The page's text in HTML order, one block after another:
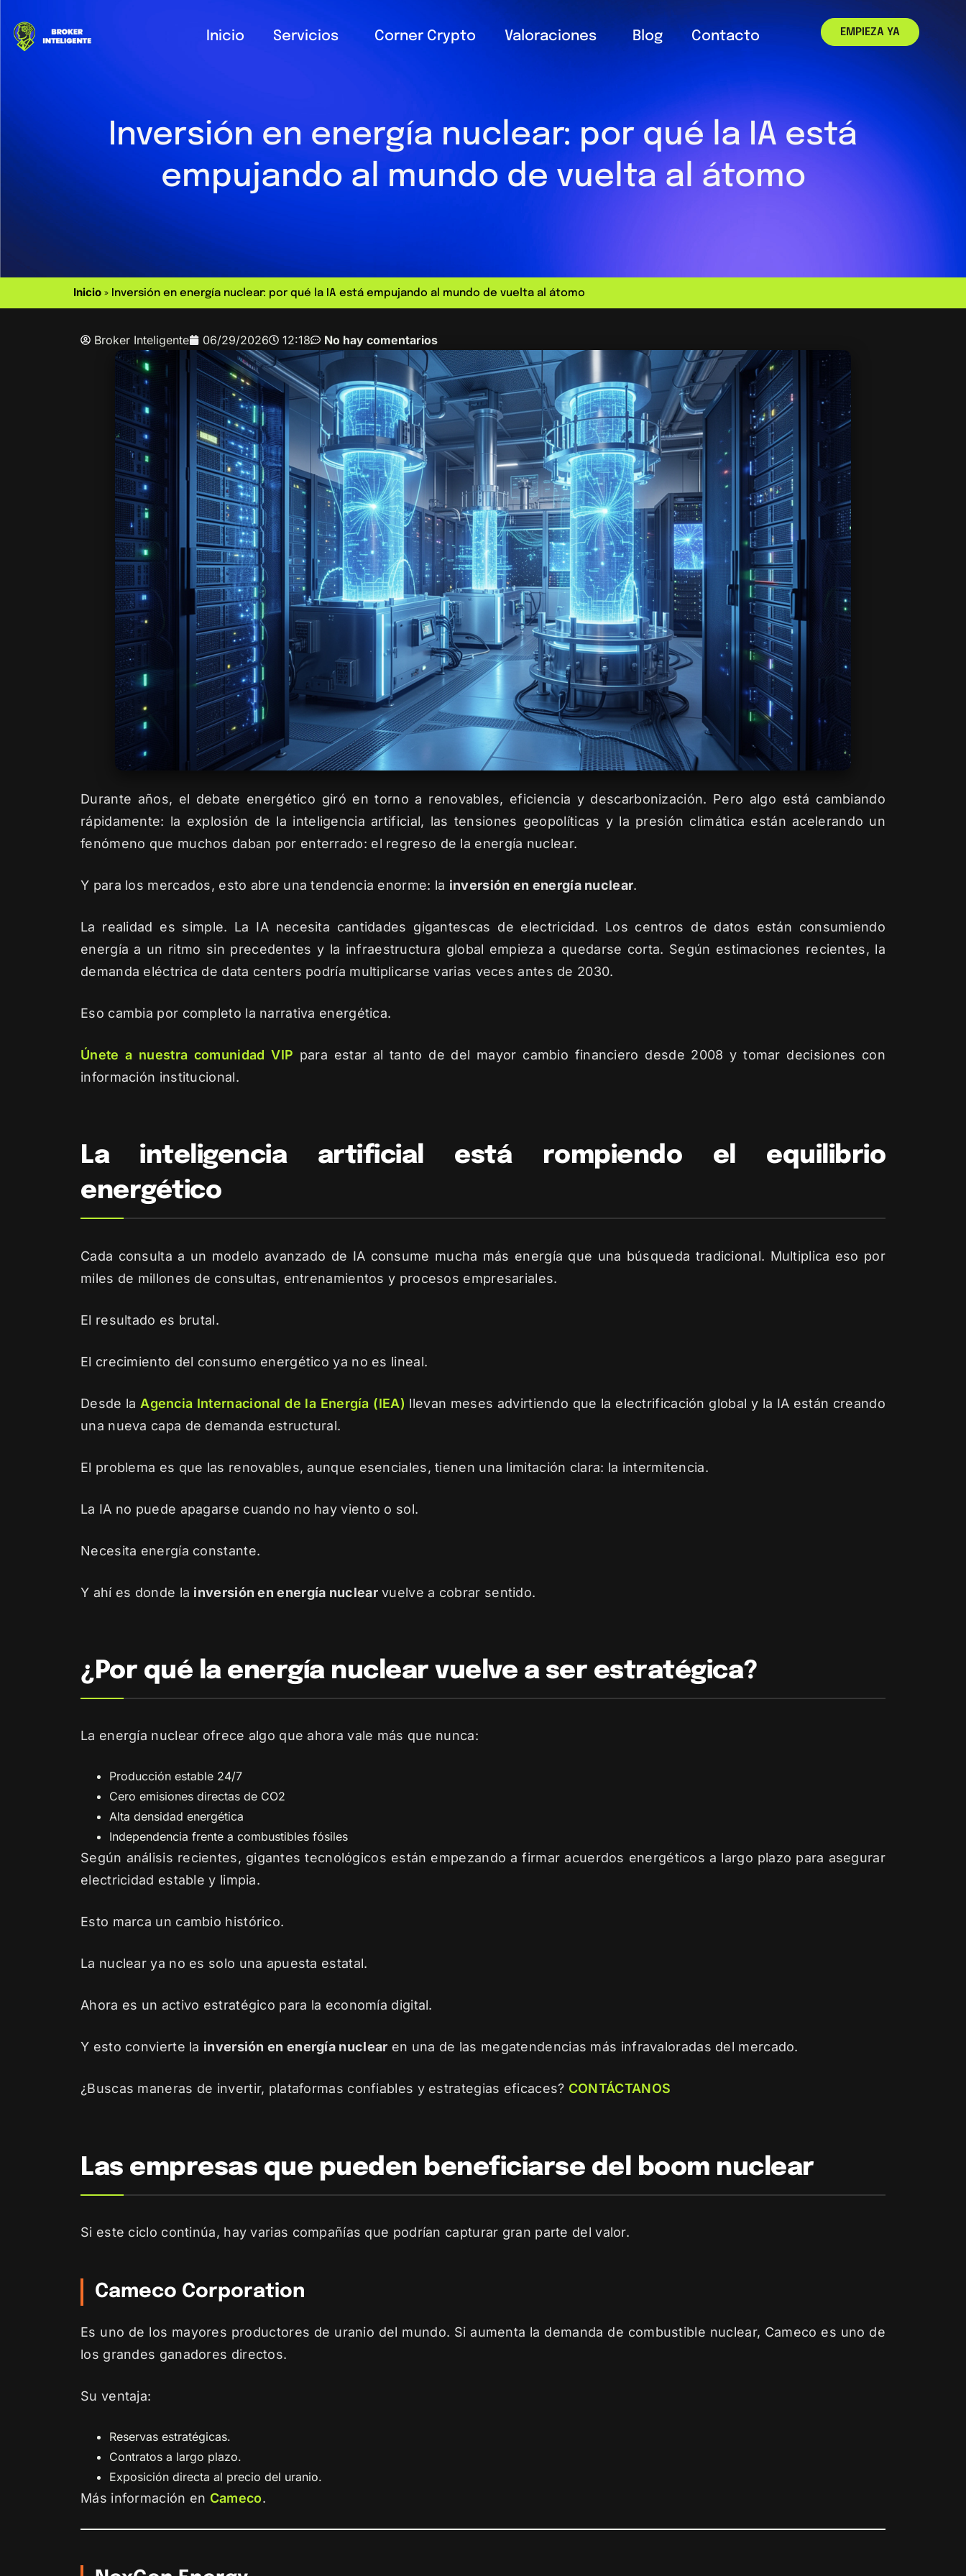
Inicio Servicios Corner Crypto Valoraciones Blog Contacto EMPIEZA YA
Inversión en energía nuclear: por qué la IA está
empujando al mundo de vuelta al átomo
Inicio » Inversión en energía nuclear: por qué la IA está empujando al mundo de vuelta al átomo
Broker Inteligente 06/29/2026 12:18 No hay comentarios
Durante años, el debate energético giró en torno a renovables, eficiencia y descarbonización. Pero algo está cambiando
rápidamente: la explosión de la inteligencia artificial, las tensiones geopolíticas y la presión climática están acelerando un
fenómeno que muchos daban por enterrado: el regreso de la energía nuclear.
Y para los mercados, esto abre una tendencia enorme: la inversión en energía nuclear.
La realidad es simple. La IA necesita cantidades gigantescas de electricidad. Los centros de datos están consumiendo
energía a un ritmo sin precedentes y la infraestructura global empieza a quedarse corta. Según estimaciones recientes, la
demanda eléctrica de data centers podría multiplicarse varias veces antes de 2030.
Eso cambia por completo la narrativa energética.
Únete a nuestra comunidad VIP para estar al tanto de del mayor cambio financiero desde 2008 y tomar decisiones con
información institucional.
La inteligencia artificial está rompiendo el equilibrio
energético
Cada consulta a un modelo avanzado de IA consume mucha más energía que una búsqueda tradicional. Multiplica eso por
miles de millones de consultas, entrenamientos y procesos empresariales.
El resultado es brutal.
El crecimiento del consumo energético ya no es lineal.
Desde la Agencia Internacional de la Energía (IEA) llevan meses advirtiendo que la electrificación global y la IA están creando
una nueva capa de demanda estructural.
El problema es que las renovables, aunque esenciales, tienen una limitación clara: la intermitencia.
La IA no puede apagarse cuando no hay viento o sol.
Necesita energía constante.
Y ahí es donde la inversión en energía nuclearvuelve a cobrar sentido.
¿Por qué la energía nuclear vuelve a ser estratégica?
La energía nuclear ofrece algo que ahora vale más que nunca:
Producción estable 24/7
Cero emisiones directas de CO2
Alta densidad energética
Independencia frente a combustibles fósiles
Según análisis recientes, gigantes tecnológicos están empezando a firmar acuerdos energéticos a largo plazo para asegurar
electricidad estable y limpia.
Esto marca un cambio histórico.
La nuclear ya no es solo una apuesta estatal.
Ahora es un activo estratégico para la economía digital.
Y esto convierte la inversión en energía nuclear en una de las megatendencias más infravaloradas del mercado.
¿Buscas maneras de invertir, plataformas confiables y estrategias eficaces? CONTÁCTANOS
Las empresas que pueden beneficiarse del boom nuclear
Si este ciclo continúa, hay varias compañías que podrían capturar gran parte del valor.
Cameco Corporation
Es uno de los mayores productores de uranio del mundo. Si aumenta la demanda de combustible nuclear, Cameco es uno de
los grandes ganadores directos.
Su ventaja:
Reservas estratégicas.
Contratos a largo plazo.
Exposición directa al precio del uranio.
Más información en Cameco.